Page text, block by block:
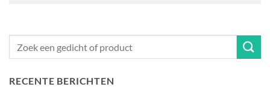
RECENTE BERICHTEN